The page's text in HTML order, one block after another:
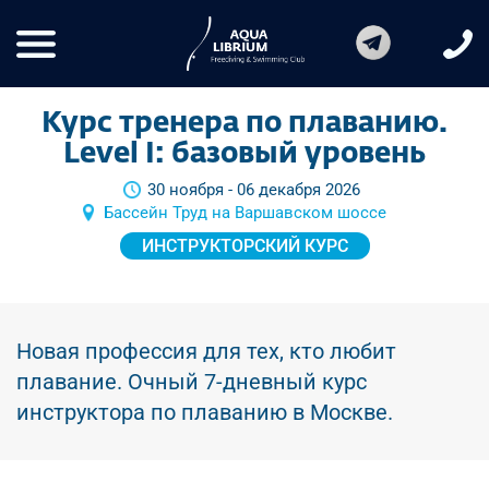
Курс тренера по плаванию.
Level I: базовый уровень
Бассейн Труд на Варшавском шоссе
30 ноября - 06 декабря 2026
ИНСТРУКТОРСКИЙ КУРС
Новая профессия для тех, кто любит
плавание. Очный 7-дневный курс
инструктора по плаванию в Москве.